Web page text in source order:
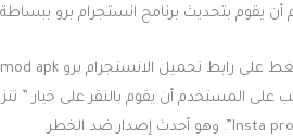
يقوم بتحديث برنامج انستجرام برو ببساطة
على المستخدم أن يقوم بالنقر على خيار ”